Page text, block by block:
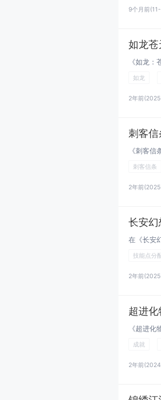
9个月前
如龙苍
如龙
2年前
刺客
刺客信条
2年前
长安
技能点分
2年前
超进
成就
2年前